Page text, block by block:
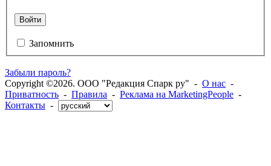
Войти
Запомнить
Забыли пароль?
Copyright ©2026. ООО "Редакция Спарк ру" - О нас -
Приватность - Правила - Реклама на MarketingPeople -
Контакты -